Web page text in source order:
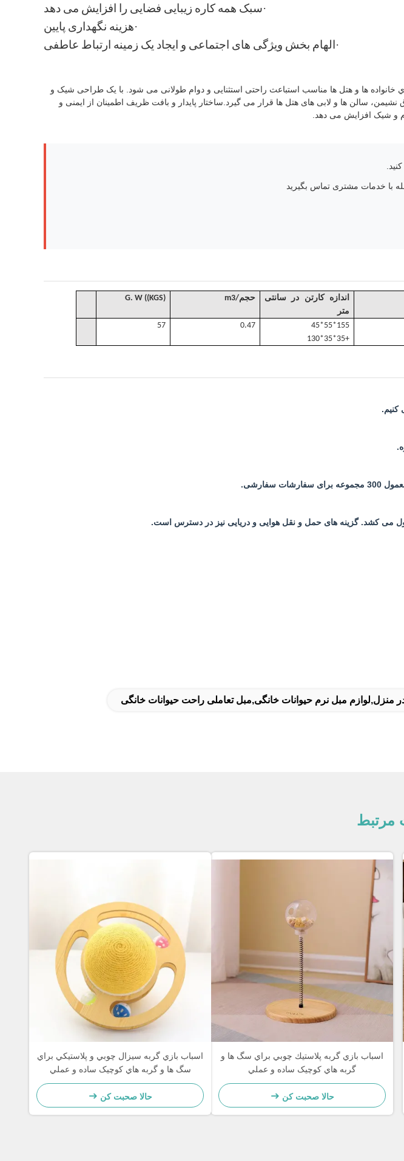
·سبک همه کاره زیبایی فضایی را افزایش می دهد
·هزینه نگهداری پایین
·الهام بخش ویژگی های اجتماعی و ایجاد یک زمینه ارتباط عاطفی
خانواده ها و هتل ها مناسب استباعث راحتی استثنایی و دوام طولانی می شود. با یک طراحی شیک و
نشیمن، سالن ها و لابی های هتل ها قرار می گیرد.ساختار پایدار و بافت ظریف اطمینان از ایمنی و
و شیک افزایش می دهد.
با خدمات مشتری تماس بگیرید
اندازه کارتن در سانتی
متر
حجم/
m3
G. W ((KGS)
155*55*45
+35*35*130
0.47
57
کنیم.
منزل,لوازم مبل نرم حیوانات خانگی,مبل تعاملی راحت حیوانات خانگی
مرتبط
اسباب بازي گربه پلاستيك چوبي براي سگ ها و
گربه هاي کوچيک ساده و عملي
حالا صحبت کن
اسباب بازي گربه سيزال چوبي و پلاستيکي براي
سگ ها و گربه هاي کوچيک ساده و عملي
حالا صحبت کن